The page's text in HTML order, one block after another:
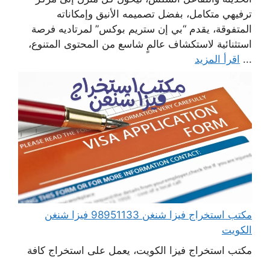
ترفيهي متكامل، بفضل تصميمه الأنيق وإمكاناته
المتفوقة، يقدم “بي إن ستريم بوكس” لمرتاديه فرصة
استثنائية لاستكشاف عالمٍ شاسع من المحتوى المتنوع،
... اقرأ المزيد
مكتب استخراج فيزا شنغن 98951133 فيزا شنغن
الكويت
مكتب استخراج فيزا الكويت، يعمل على استخراج كافة